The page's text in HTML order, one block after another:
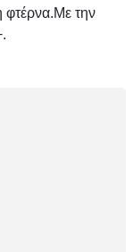
φτέρνα.Με την